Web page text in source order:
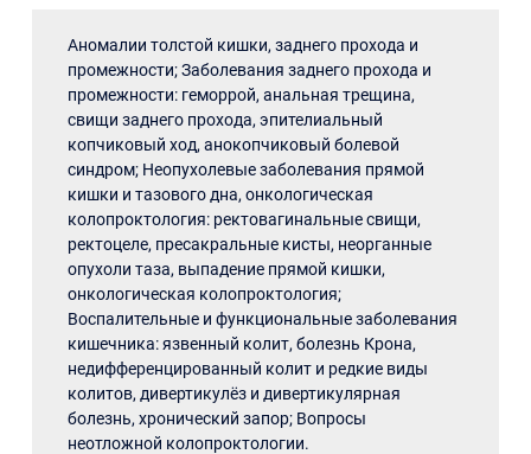
Аномалии толстой кишки, заднего прохода и
промежности; Заболевания заднего прохода и
промежности: геморрой, анальная трещина,
свищи заднего прохода, эпителиальный
копчиковый ход, анокопчиковый болевой
синдром; Неопухолевые заболевания прямой
кишки и тазового дна, онкологическая
колопроктология: ректовагинальные свищи,
ректоцеле, пресакральные кисты, неорганные
опухоли таза, выпадение прямой кишки,
онкологическая колопроктология;
Воспалительные и функциональные заболевания
кишечника: язвенный колит, болезнь Крона,
недифференцированный колит и редкие виды
колитов, дивертикулёз и дивертикулярная
болезнь, хронический запор; Вопросы
неотложной колопроктологии.